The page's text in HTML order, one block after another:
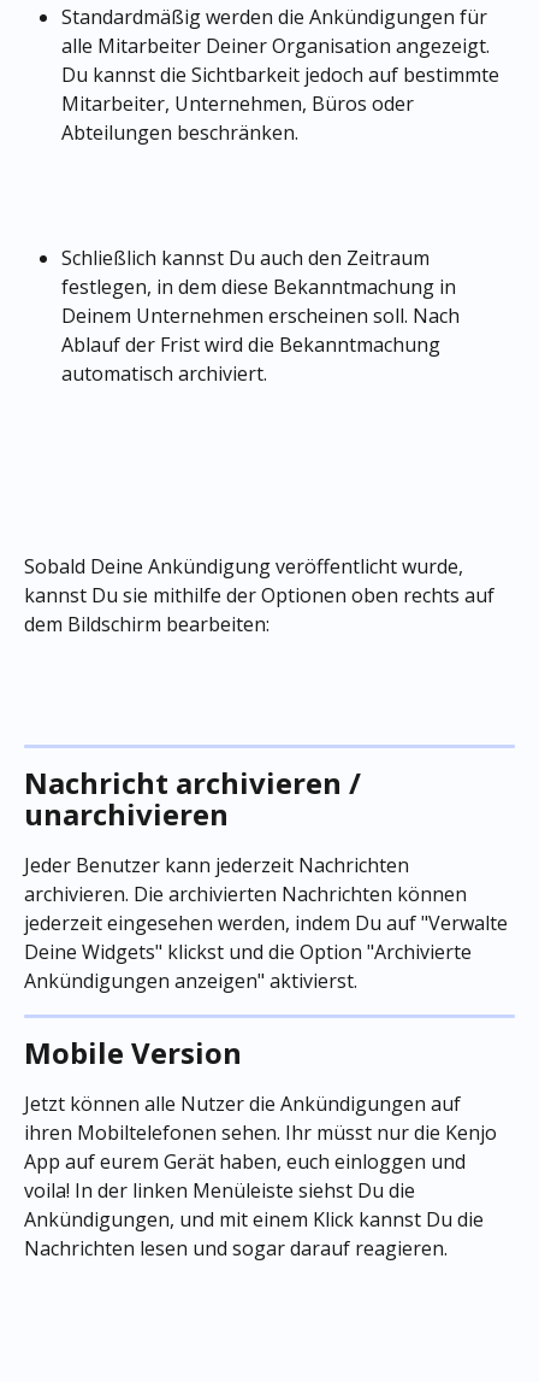
Standardmäßig werden die Ankündigungen für
alle Mitarbeiter Deiner Organisation angezeigt.
Du kannst die Sichtbarkeit jedoch auf bestimmte
Mitarbeiter, Unternehmen, Büros oder
Abteilungen beschränken.
Schließlich kannst Du auch den Zeitraum
festlegen, in dem diese Bekanntmachung in
Deinem Unternehmen erscheinen soll. Nach
Ablauf der Frist wird die Bekanntmachung
automatisch archiviert.
Sobald Deine Ankündigung veröffentlicht wurde,
kannst Du sie mithilfe der Optionen oben rechts auf
dem Bildschirm bearbeiten:
Nachricht archivieren /
unarchivieren
Jeder Benutzer kann jederzeit Nachrichten
archivieren. Die archivierten Nachrichten können
jederzeit eingesehen werden, indem Du auf "Verwalte
Deine Widgets" klickst und die Option "Archivierte
Ankündigungen anzeigen" aktivierst.
Mobile Version
Jetzt können alle Nutzer die Ankündigungen auf
ihren Mobiltelefonen sehen. Ihr müsst nur die Kenjo
App auf eurem Gerät haben, euch einloggen und
voila! In der linken Menüleiste siehst Du die
Ankündigungen, und mit einem Klick kannst Du die
Nachrichten lesen und sogar darauf reagieren.